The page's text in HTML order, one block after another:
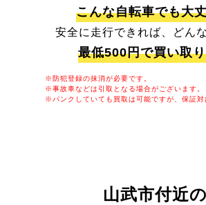
こんな自転車でも大
安全に走行できれば、どん
最低500円で買い取
※防犯登録の抹消が必要です。
※事故車などは引取となる場合がございます。
※パンクしていても買取は可能ですが、保証対
山武市付近の